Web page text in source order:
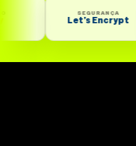
SEGURANÇA
Let’s Encrypt